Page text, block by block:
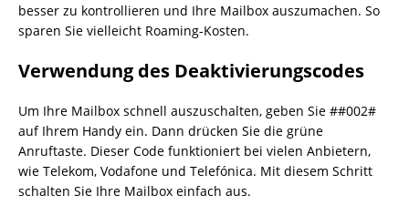
besser zu kontrollieren und Ihre Mailbox auszumachen. So
sparen Sie vielleicht Roaming-Kosten.
Verwendung des Deaktivierungscodes
Um Ihre Mailbox schnell auszuschalten, geben Sie ##002#
auf Ihrem Handy ein. Dann drücken Sie die grüne
Anruftaste. Dieser Code funktioniert bei vielen Anbietern,
wie Telekom, Vodafone und Telefónica. Mit diesem Schritt
schalten Sie Ihre Mailbox einfach aus.